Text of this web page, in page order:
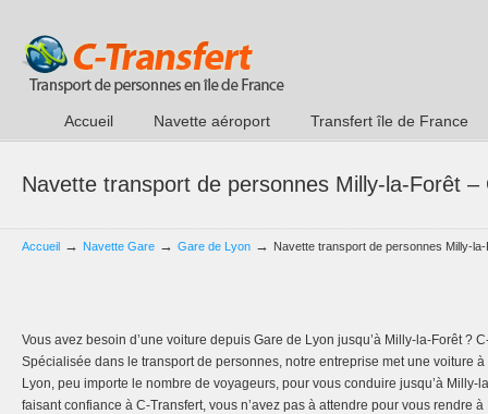
Accueil Navette aéroport Transfert île de France
Navette transport de personnes Milly-la-Forêt –
Accueil → Navette Gare → Gare de Lyon → Navette transport de personnes Milly-
Vous avez besoin d’une voiture depuis Gare de Lyon jusqu’à Milly-la-Forêt ?
Spécialisée dans le transport de personnes, notre entreprise met une voiture
Lyon, peu importe le nombre de voyageurs, pour vous conduire jusqu’à Milly-
faisant confiance à C-Transfert, vous n’avez pas à attendre pour vous rendre